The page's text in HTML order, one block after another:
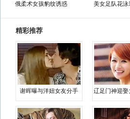
俄柔术女孩豹纹诱惑 美女足队花泳
精彩推荐
谢晖曝与洋妞女友分手 辽足门神迎